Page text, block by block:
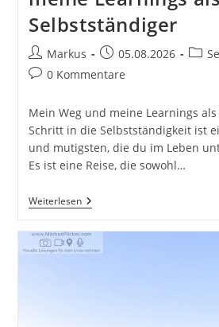
Selbstständiger
Beitrags-
Autor:
Markus
Beitrag
veröffentlicht:
05.08.2026
Beitrags-
0 Kommentare
Mein Weg und meine Learnings
Schritt in die Selbstständigkeit ist
und mutigsten, die du im Leben
Es ist eine Reise, die sowohl…
WeiterlesenJetzt
Mache
Mich
Selbstständig!